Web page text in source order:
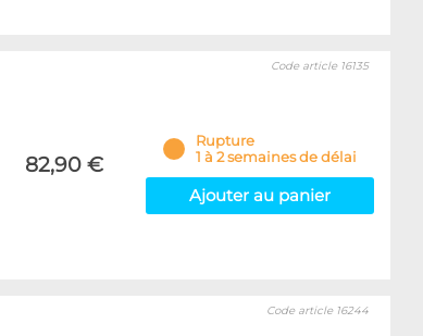
82,90 €
Code article 16135
Rupture
1 à 2 semaines de délai
Ajouter au panier
Code article 16244